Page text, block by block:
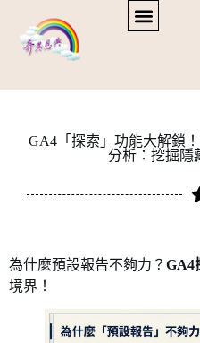
GA4「探索」功能大解鎖
分析：挖掘隱
為什麼預設報告不夠力？ GA4
境界！